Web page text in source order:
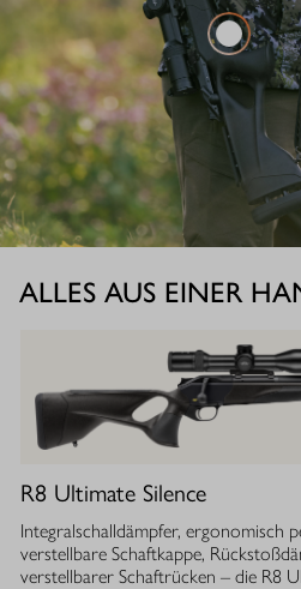
ALLES AUS EINER
R8 Ultimate Silence
Integralschalldämpfer, ergonomisch
verstellbare Schaftkappe,
verstellbarer Schaftrücken – die R8